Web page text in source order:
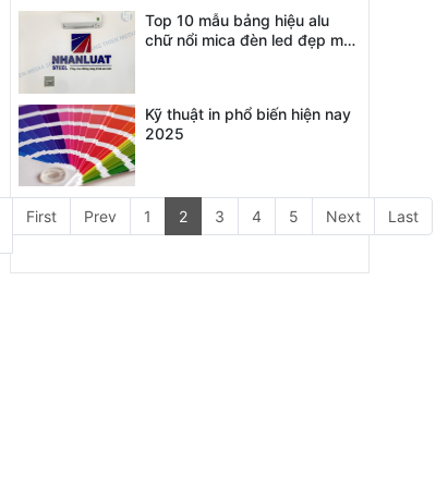
Top 10 mẫu bảng hiệu alu
chữ nổi mica đèn led đẹp mới
Kỹ thuật in phổ biến hiện nay
2025
First Prev 1 2 3 4 5 Next Last